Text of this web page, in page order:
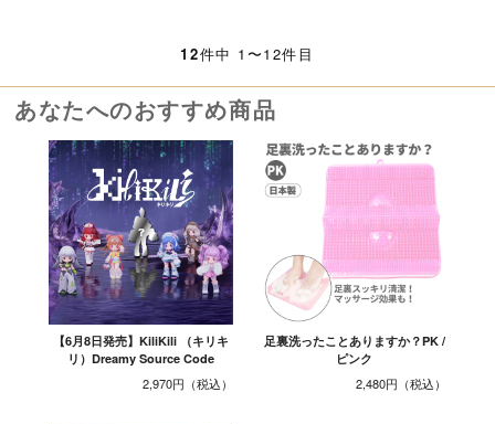
12件中 1〜12件目
あなたへのおすすめ商品
【6月8日発売】KiliKili （キリキ
リ）Dreamy Source Code
2,970円
足裏洗ったことありますか？PK /
ピンク
2,480円